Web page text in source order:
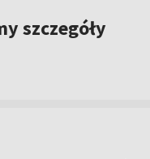
szczegóły